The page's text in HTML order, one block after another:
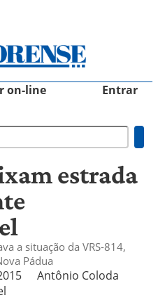
on-line Entrar
estrada
a situação da VRS-814,
Pádua
Antônio Coloda